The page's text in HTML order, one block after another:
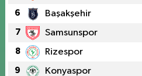
6 Başakşehir
7 Samsunspor
8 Rizespor
9 Konyaspor